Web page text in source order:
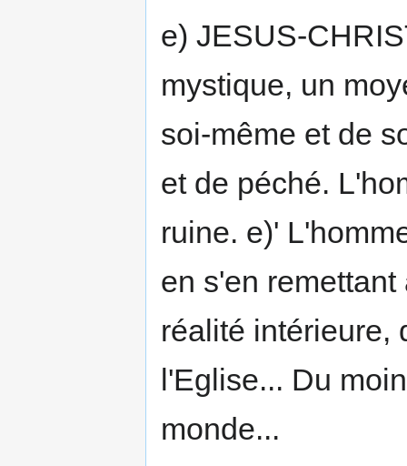
e) JESUS-
mystique, un
soi-même et de
et de péché.
ruine. e)'
en s'en
réalité intérieure,
l'Eglise... Du
monde...